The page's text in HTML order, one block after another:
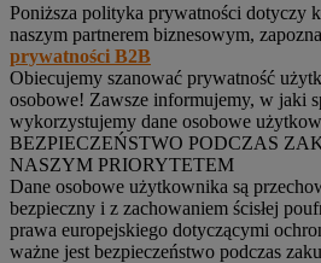
Poniższa polityka prywatności dotyczy
naszym partnerem biznesowym,
prywatności B2B
Obiecujemy szanować prywatność
osobowe! Zawsze informujemy, w jaki
wykorzystujemy dane osobowe
BEZPIECZEŃSTWO PODCZAS
NASZYM PRIORYTETEM
Dane osobowe użytkownika są
bezpieczny i z zachowaniem ścisłej
prawa europejskiego dotyczącymi
ważne jest bezpieczeństwo podczas